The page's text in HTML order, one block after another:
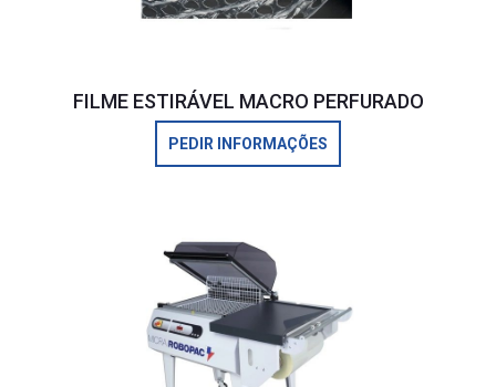
FILME ESTIRÁVEL MACRO PERFURADO
PEDIR INFORMAÇÕES